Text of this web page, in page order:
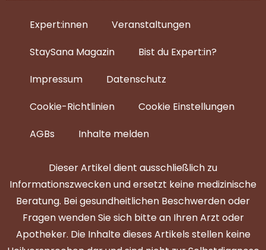
Expert:innen
Veranstaltungen
StaySana Magazin​
Bist du Expert:in?
Impressum
Datenschutz
Cookie-Richtlinien
Cookie Einstellungen
AGBs
Inhalte melden
Dieser Artikel dient ausschließlich zu
Informationszwecken und ersetzt keine medizinische
Beratung. Bei gesundheitlichen Beschwerden oder
Fragen wenden Sie sich bitte an Ihren Arzt oder
Apotheker. Die Inhalte dieses Artikels stellen keine